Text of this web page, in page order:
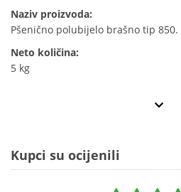
Naziv proizvoda:
Pšenično polubijelo brašno tip 850.
Neto količina:
5 kg
Kupci su ocijenili